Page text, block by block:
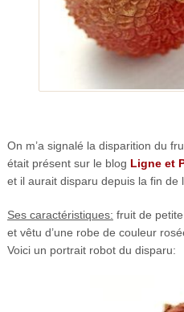
On m’a signalé la disparition du
était présent sur le blog Ligne et
et il aurait disparu depuis la fin de
Ses caractéristiques: fruit de
et vêtu d’une robe de couleur
Voici un portrait robot du disparu: